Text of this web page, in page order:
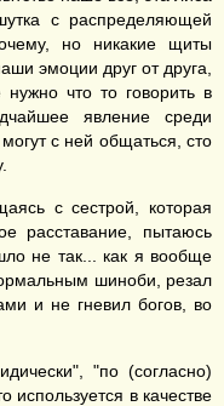
с распределяющей
но никакие щиты
эмоции друг от друга,
что то говорить в
явление среди
с ней общаться, сто
с сестрой, которая
расставание, пытаюсь
не так... как я вообще
шиноби, резал
и не гневил богов, во
"по (согласно)
в качестве